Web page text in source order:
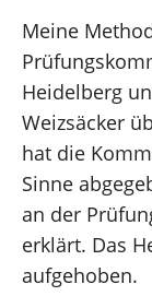
Meine
Heidelberg
Weizsäcker
hat die
Sinne
an der
erklärt. Das
aufgehoben.